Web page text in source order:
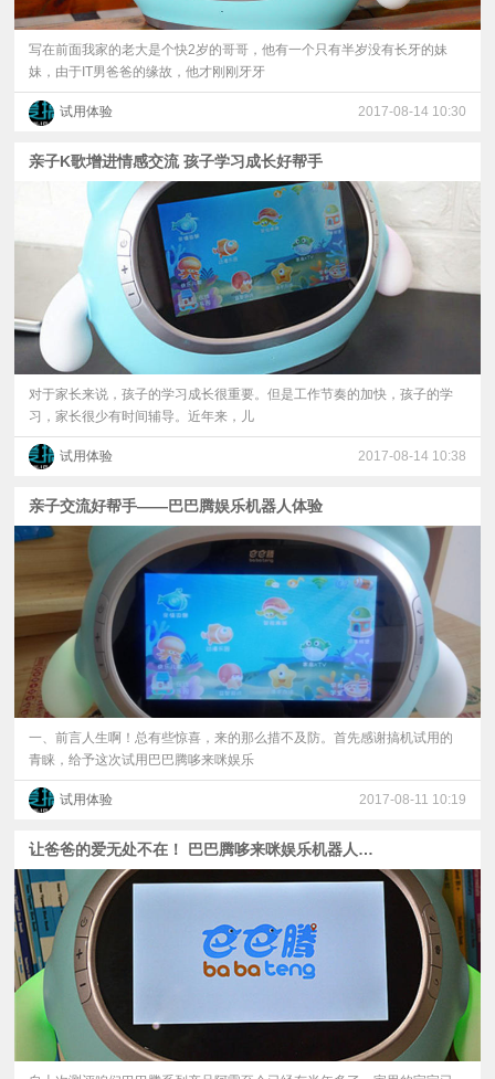
写在前面我家的老大是个快2岁的哥哥，他有一个只有半岁没有长牙的妹
妹，由于IT男爸爸的缘故，他才刚刚牙牙
试用体验 2017-08-14 10:30
亲子K歌增进情感交流 孩子学习成长好帮手
对于家长来说，孩子的学习成长很重要。但是工作节奏的加快，孩子的学
习，家长很少有时间辅导。近年来，儿
试用体验 2017-08-14 10:38
亲子交流好帮手——巴巴腾娱乐机器人体验
一、前言人生啊！总有些惊喜，来的那么措不及防。首先感谢搞机试用的
青睐，给予这次试用巴巴腾哆来咪娱乐
试用体验 2017-08-11 10:19
让爸爸的爱无处不在！ 巴巴腾哆来咪娱乐机器人测评